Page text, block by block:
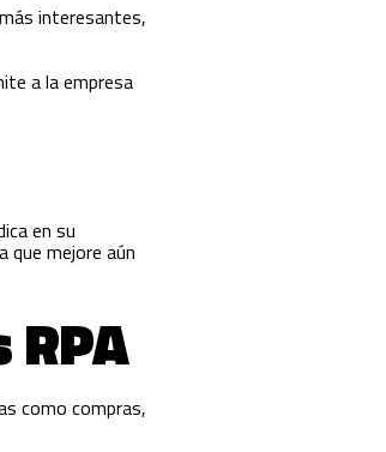
interesantes,
a la empresa
en su
que mejore aún
como compras,